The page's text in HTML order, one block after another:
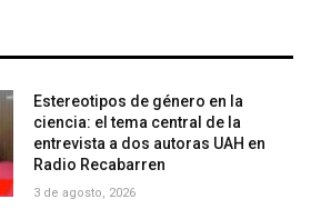
Estereotipos de género en la
ciencia: el tema central de la
entrevista a dos autoras UAH en
Radio Recabarren
3 de agosto, 2026